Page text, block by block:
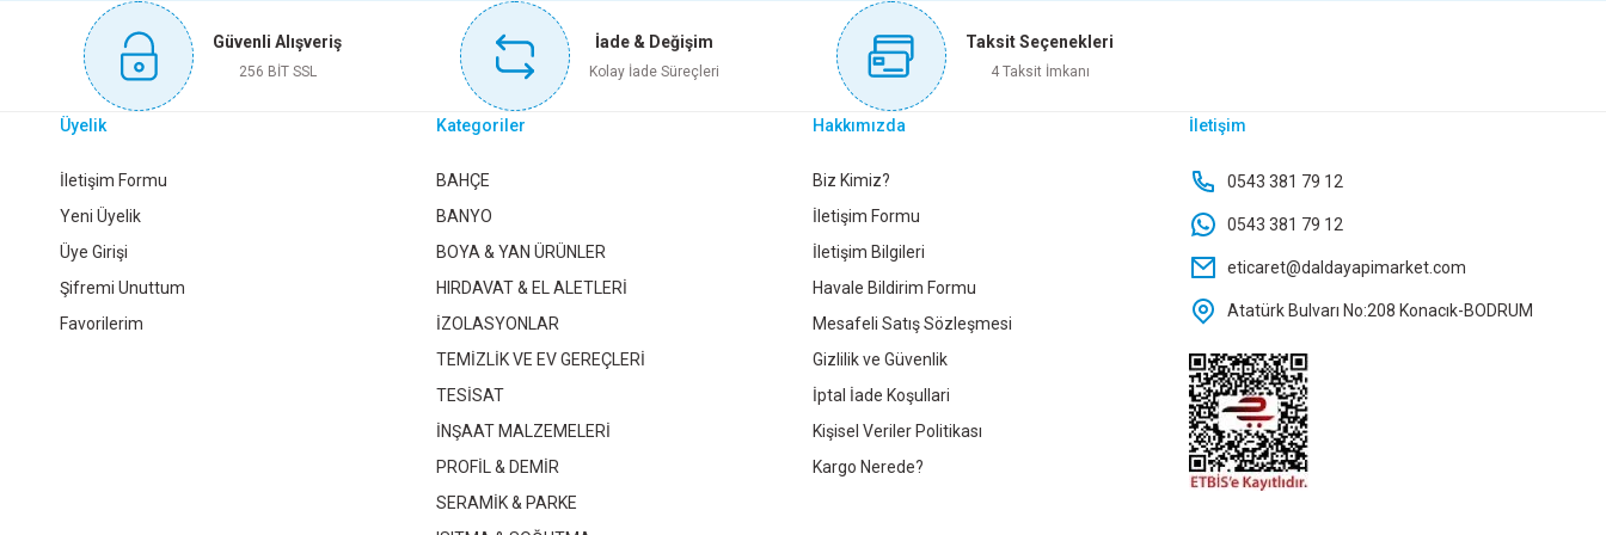
Bu ürüne benzer farklı alternatifler olmalı.
Gönder
Sepete Ekle Sepete Ekle Sepete Ekle
65,90 TL
Sepete Ekle
1.231,35 TL
Sepete Ekle
Güvenli Alışveriş
256 BİT SSL
İade & Değişim
Kolay İade Süreçleri
Taksit Seçenekleri
4 Taksit İmkanı
Üyelik
İletişim Formu
Yeni Üyelik
Üye Girişi
Şifremi Unuttum
Favorilerim
Kategoriler
BAHÇE
BANYO
BOYA & YAN ÜRÜNLER
HIRDAVAT & EL ALETLERİ
İZOLASYONLAR
TEMİZLİK VE EV GEREÇLERİ
TESİSAT
İNŞAAT MALZEMELERİ
PROFİL & DEMİR
SERAMİK & PARKE
Hakkımızda
Biz Kimiz?
İletişim Formu
İletişim Bilgileri
Havale Bildirim Formu
Mesafeli Satış Sözleşmesi
Gizlilik ve Güvenlik
İptal İade Koşullari
Kişisel Veriler Politikası
Kargo Nerede?
İletişim
0543 381 79 12
0543 381 79 12
eticaret@daldayapimarket.com
Atatürk Bulvarı No:208 Konacık-BODRUM